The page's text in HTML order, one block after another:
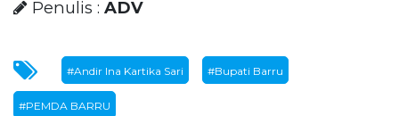
Penulis : ADV
#Andir Ina Kartika Sari #Bupati Barru
#PEMDA BARRU